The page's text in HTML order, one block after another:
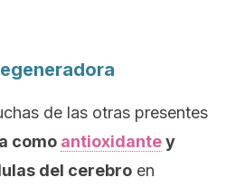
de las otras presentes
como antioxidantey
del cerebro en